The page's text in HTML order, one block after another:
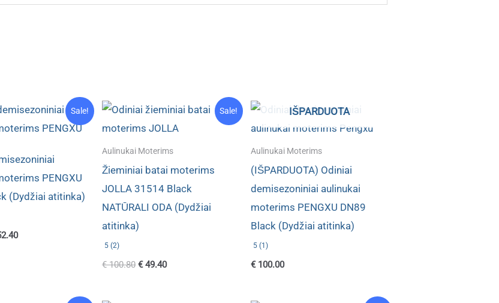
Sale!
PENGXU
(Dydžiai atitinka)
Current
Sale!
Aulinukai Moterims
Žieminiai batai moterims
JOLLA 31514 Black
NATŪRALI ODA (Dydžiai
atitinka)
5 (2)
€100.80 Original
€49.40Current
IŠPARDUOTA
Aulinukai Moterims
(IŠPARDUOTA) Odiniai
demisezoniniai aulinukai
moterims PENGXU DN89
Black (Dydžiai atitinka)
5 (1)
€100.00